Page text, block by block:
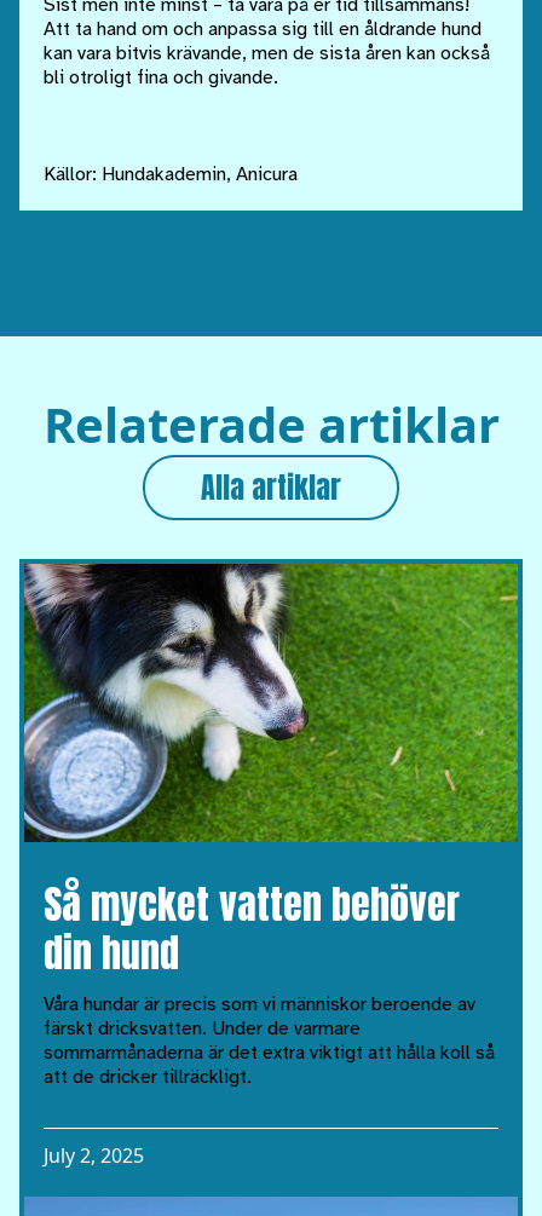
Sist men inte minst – ta vara på er tid tillsammans!
Att ta hand om och anpassa sig till en åldrande hund
kan vara bitvis krävande, men de sista åren kan också
bli otroligt fina och givande.
Källor: Hundakademin, Anicura
Relaterade artiklar
Alla artiklar
Så mycket vatten behöver
din hund
Våra hundar är precis som vi människor beroende av
färskt dricksvatten. Under de varmare
sommarmånaderna är det extra viktigt att hålla koll så
att de dricker tillräckligt.
July 2, 2025